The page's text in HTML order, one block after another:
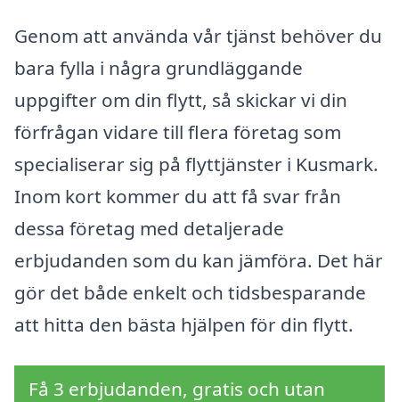
Genom att använda vår tjänst behöver du
bara fylla i några grundläggande
uppgifter om din flytt, så skickar vi din
förfrågan vidare till flera företag som
specialiserar sig på flyttjänster i Kusmark.
Inom kort kommer du att få svar från
dessa företag med detaljerade
erbjudanden som du kan jämföra. Det här
gör det både enkelt och tidsbesparande
att hitta den bästa hjälpen för din flytt.
Få 3 erbjudanden, gratis och utan